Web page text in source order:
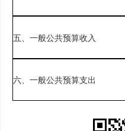
五、一般公共预算收入
六、一般公共预算支出